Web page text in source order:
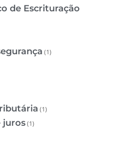
de Escrituração
(1)
(1)
juros(1)